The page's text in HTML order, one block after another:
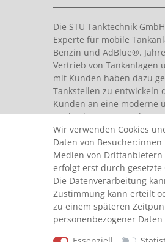
Die STU Tanktechnik
Experte für mobile
Benzin und AdBlue®.
Vertrieb von Tankanlagen
mit Kunden haben dazu
Tankstellen zu entwickeln
Kunden an eine moderne
Tankanlage entsprechen.
© Copyright 2026 by STU
Alle Rechte vorbehalten.
Wir verwenden Cookies
Daten von
Medien von
erfolgt erst durch
Die Datenverarbeitung
Zustimmung kann erteilt
zu einem späteren
personenbezogener